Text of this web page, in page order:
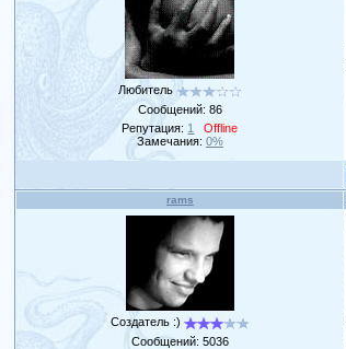
Любитель
Сообщений: 86
Репутация: 1
Offline
Замечания: 0%
rams
Создатель :)
Сообщений: 5036